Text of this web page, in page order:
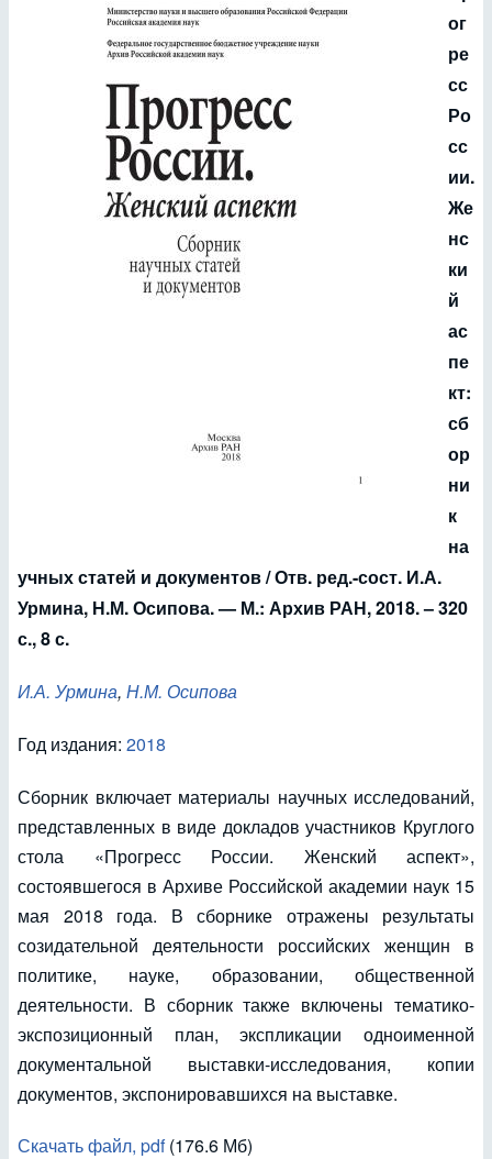
ог
ре
сс
Ро
сс
ии.
Же
нс
ки
й
ас
пе
кт:
сб
ор
ни
к
на
учных статей и документов / Отв. ред.-сост. И.А.
Урмина, Н.М. Осипова. — М.: Архив РАН, 2018. – 320
с., 8 с.
И.А. Урмина, Н.М. Осипова
Год издания: 2018
Сборник включает материалы научных исследований,
представленных в виде докладов участников Круглого
стола «Прогресс России. Женский аспект»,
состоявшегося в Архиве Российской академии наук 15
мая 2018 года. В сборнике отражены результаты
созидательной деятельности российских женщин в
политике, науке, образовании, общественной
деятельности. В сборник также включены тематико-
экспозиционный план, экспликации одноименной
документальной выставки-исследования, копии
документов, экспонировавшихся на выставке.
Скачать файл, pdf(176.6 Мб)